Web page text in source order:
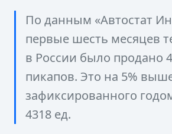
По данным «Автостат
первые шесть месяцев
в России было продано
пикапов. Это на 5%
зафиксированного
4318 ед.